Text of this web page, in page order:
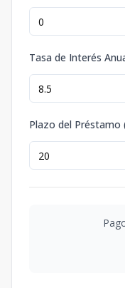
Tasa de Interés
Plazo del Préstamo